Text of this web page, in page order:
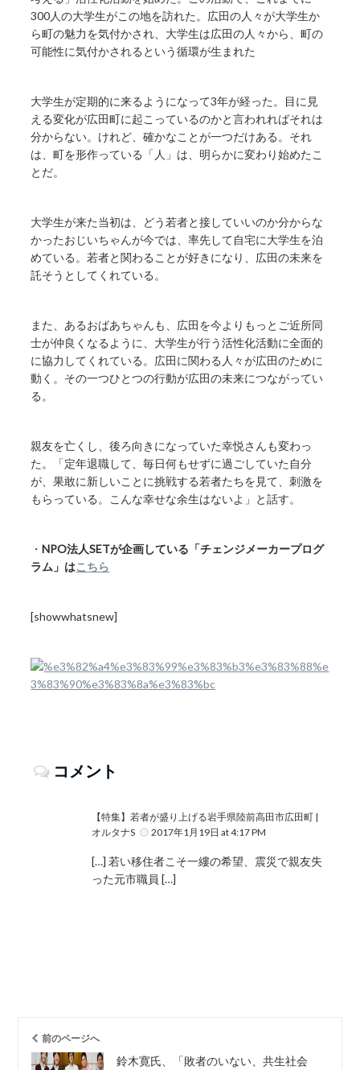
300人の大学生がこの地を訪れた。広田の人々が大学生か
ら町の魅力を気付かされ、大学生は広田の人々から、町の
可能性に気付かされるという循環が生まれた
大学生が定期的に来るようになって3年が経った。目に見
える変化が広田町に起こっているのかと言われればそれは
分からない。けれど、確かなことが一つだけある。それ
は、町を形作っている「人」は、明らかに変わり始めたこ
とだ。
大学生が来た当初は、どう若者と接していいのか分からな
かったおじいちゃんが今では、率先して自宅に大学生を泊
めている。若者と関わることが好きになり、広田の未来を
託そうとしてくれている。
また、あるおばあちゃんも、広田を今よりもっとご近所同
士が仲良くなるように、大学生が行う活性化活動に全面的
に協力してくれている。広田に関わる人々が広田のために
動く。その一つひとつの行動が広田の未来につながってい
る。
親友を亡くし、後ろ向きになっていた幸悦さんも変わっ
た。「定年退職して、毎日何もせずに過ごしていた自分
が、果敢に新しいことに挑戦する若者たちを見て、刺激を
もらっている。こんな幸せな余生はないよ」と話す。
・NPO法人SETが企画している「チェンジメーカープログ
ラム」はこちら
[showwhatsnew]
コメント
【特集】若者が盛り上げる岩手県陸前高田市広田町 |
オルタナS
2017年1月19日 at 4:17 PM
[…] 若い移住者こそ一縷の希望、震災で親友失
った元市職員 […]
前のページへ
鈴木寛氏、「敗者のいない、共生社会